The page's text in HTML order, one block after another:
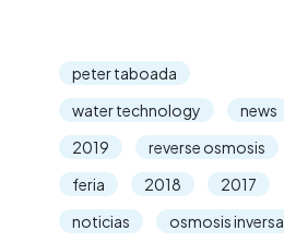
peter taboada
water technology
news
2019
reverse osmosis
feria
2018
2017
noticias
osmosis inversa